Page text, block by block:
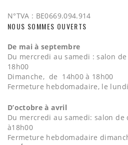
N°TVA : BE0669.094.914
NOUS SOMMES OUVERTS
De mai à septembre
Du mercredi au samedi : salon
18h00
Dimanche, de 14h00 à 18h00
Fermeture hebdomadaire, le
D’octobre à avril
Du mercredi au samedi: salon de
à18h00
Fermeture hebdomadaire